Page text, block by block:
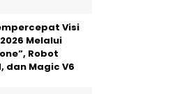
Visi
Melalui
Robot
dan Magic V6